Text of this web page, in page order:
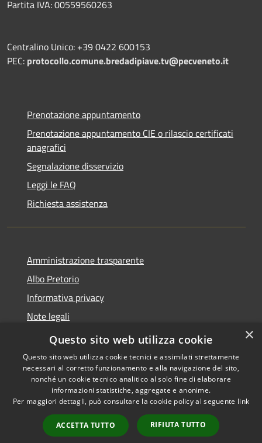
Partita IVA: 00559560263
Centralino Unico: +39 0422 600153
PEC: protocollo.comune.bredadipiave.tv@pecveneto.it
Prenotazione appuntamento
Prenotazione appuntamento CIE o rilascio certificati
anagrafici
Segnalazione disservizio
Leggi le FAQ
Richiesta assistenza
Amministrazione trasparente
Albo Pretorio
Informativa privacy
Note legali
Dichiarazione di accessibilità
Accessibilità
Copyright © 2026 • Comune di
Breda di Piave • Powered by
Municipium•
Accesso
redazione
×
Questo sito web utilizza cookie
Questo sito web utilizza cookie tecnici e assimilati strettamente
necessari al corretto funzionamento e alla navigazione del sito,
nonché un cookie tecnico analitico al solo fine di elaborare
informazioni statistiche, aggregate e anonime.
Per maggiori dettagli, può consultare la cookie policy al seguente link
ACCETTA TUTTO RIFIUTA TUTTO